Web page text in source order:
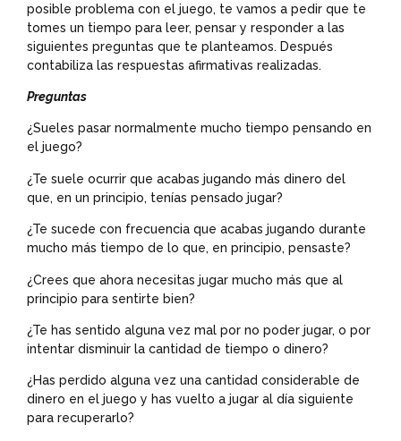
posible problema con el juego, te vamos a pedir que te
tomes un tiempo para leer, pensar y responder a las
siguientes preguntas que te planteamos. Después
contabiliza las respuestas afirmativas realizadas.
Preguntas
¿Sueles pasar normalmente mucho tiempo pensando en
el juego?
¿Te suele ocurrir que acabas jugando más dinero del
que, en un principio, tenías pensado jugar?
¿Te sucede con frecuencia que acabas jugando durante
mucho más tiempo de lo que, en principio, pensaste?
¿Crees que ahora necesitas jugar mucho más que al
principio para sentirte bien?
¿Te has sentido alguna vez mal por no poder jugar, o por
intentar disminuir la cantidad de tiempo o dinero?
¿Has perdido alguna vez una cantidad considerable de
dinero en el juego y has vuelto a jugar al día siguiente
para recuperarlo?